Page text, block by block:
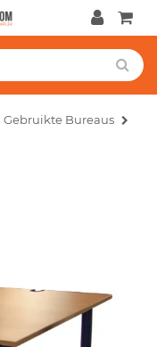
Gebruikte Bureaus